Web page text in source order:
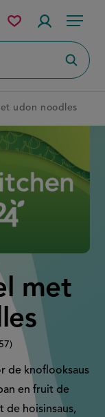
Menu
Mijn
bewaarde
udon noodles
met
de knoflooksaus
en fruit de
de hoisinsaus,